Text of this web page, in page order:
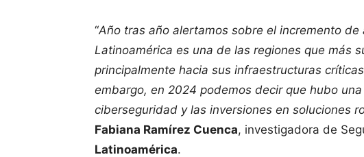
“Año tras año alertamos sobre el incremento
Latinoamérica es una de las regiones que más
principalmente hacia sus infraestructuras
embargo, en 2024 podemos decir que hubo
ciberseguridad y las inversiones en soluciones
Fabiana Ramírez Cuenca, investigadora de
Latinoamérica.